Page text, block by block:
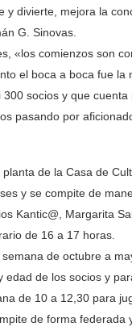
divierte, mejora la
G. Sinovas.
«los comienzos son
el boca a boca fue
socios y que
pasando por
de la Casa de
y se compite de
Kantic@, Margarita
de 16 a 17 horas.
de octubre a
de los socios y
de 10 a 12,30 para
de forma